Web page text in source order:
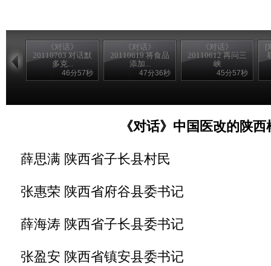
《对话》
20110703 对话默
多克...
46分57秒
《对话》
20110619 将食品
添加...
47分36秒
《对话》
20110612 再问三
峡
45分57秒
[
《对话》中国医改的陕西
薛思满 陕西省子长县村民
张惠荣 陕西省府谷县委书记
薛海涛 陕西省子长县委书记
张盈安 陕西省镇安县委书记